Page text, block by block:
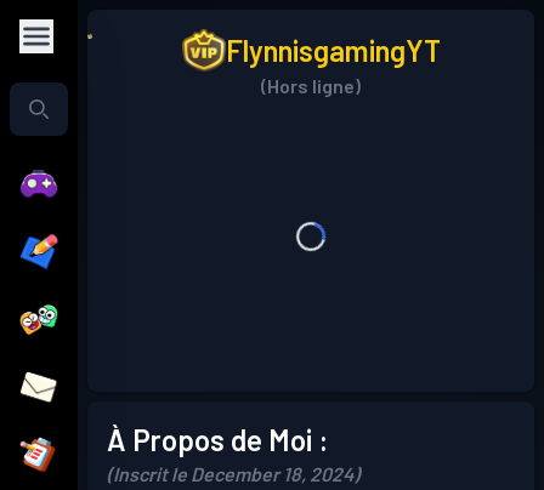
FlynnisgamingYT
(Hors ligne)
À Propos de Moi :
(Inscrit le December 18, 2024)